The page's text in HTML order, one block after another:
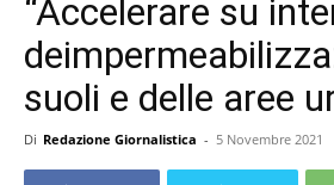
“Accelerare su
suoli e delle aree
Di Redazione Giornalistica - 5 Novembre 2021